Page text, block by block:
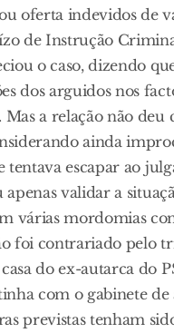
oferta indevidos de
de Instrução
o caso, dizendo
dos arguidos nos
a relação não
ainda
escapar ao
validar a
várias mordomias
foi contrariado pelo
do ex-autarca do
com o gabinete
previstas tenham